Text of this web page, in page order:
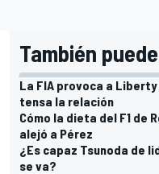
También
La FIA provoca a
tensa la relación
Cómo la dieta del F1 de
alejó a Pérez
¿Es capaz Tsunoda de
se va?